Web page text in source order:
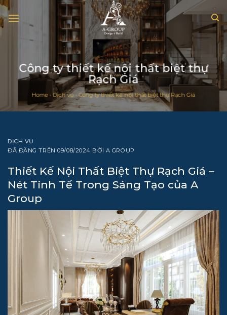
Chuyển
đến
nội
Công ty thiết kế nội thất biệt thự
Rạch Giá
Home-Dịch vụ -Công ty thiết kế nội thất biệt thự Rạch Giá
DỊCH VỤ
ĐÃ ĐĂNG TRÊN09/08/2024 BỞI A GROUP
Thiết Kế Nội Thất Biệt Thự Rạch Giá –
Nét Tinh Tế Trong Sáng Tạo của A
Group